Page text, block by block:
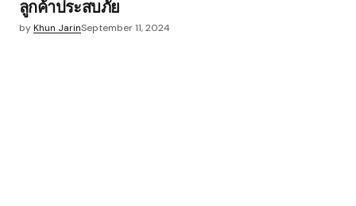
ลูกค้าประสบภัย
byKhun JarinSeptember 11, 2024